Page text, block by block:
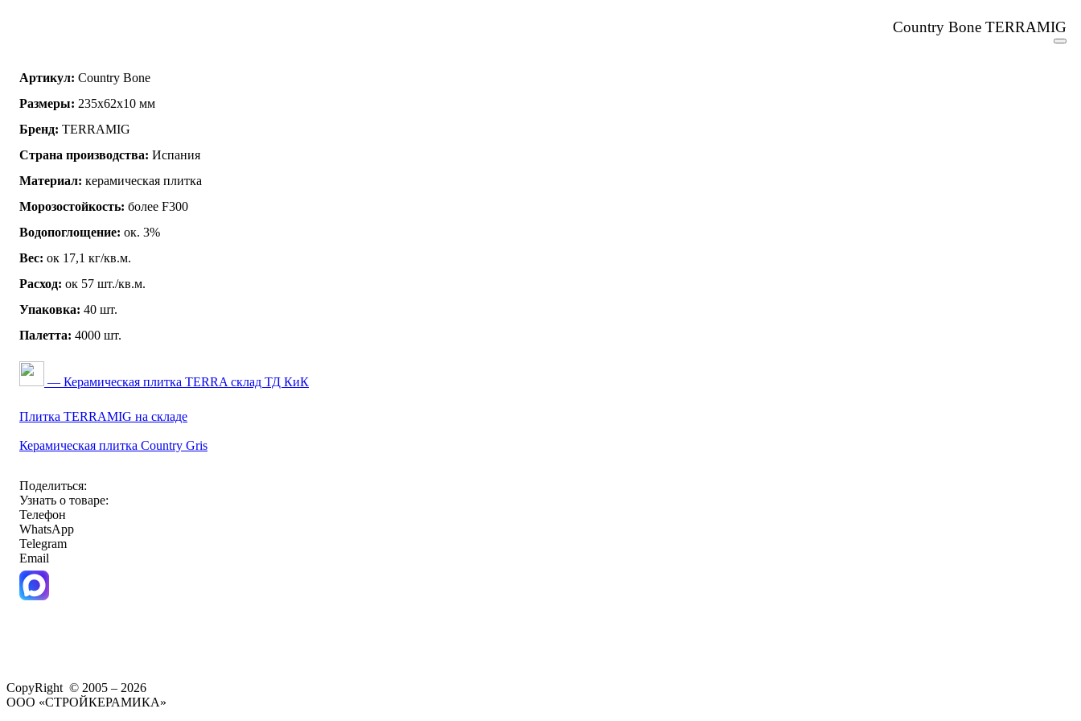
Country Bone TERRAMIG
Артикул: Country Bone
Размеры: 235x62x10 мм
Бренд: TERRAMIG
Страна производства: Испания
Материал: керамическая плитка
Морозостойкость: более F300
Водопоглощение: ок. 3%
Вес: ок 17,1 кг/кв.м.
Расход: ок 57 шт./кв.м.
Упаковка: 40 шт.
Палетта: 4000 шт.
— Керамическая плитка TERRA склад ТД КиК
Плитка TERRAMIG на складе
Керамическая плитка Country Gris
Поделиться:
Узнать о товаре:
Телефон
WhatsApp
Telegram
Email
CopyRight © 2005 – 2026
ООО «СТРОЙКЕРАМИКА»